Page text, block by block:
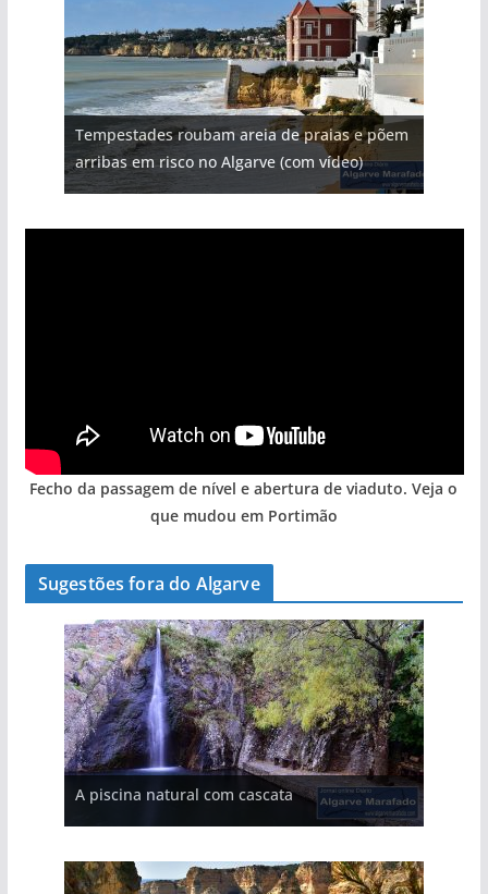
Tempestades roubam areia de praias e põem
arribas em risco no Algarve (com vídeo)
Fecho da passagem de nível e abertura de viaduto. Veja o
que mudou em Portimão
Sugestões fora do Algarve
A piscina natural com cascata
A aldeia mais portuguesa de Portugal (com
vídeo)
As portas do rio Tejo (com vídeo)